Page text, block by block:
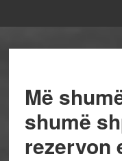
Më
shumë
rezervon